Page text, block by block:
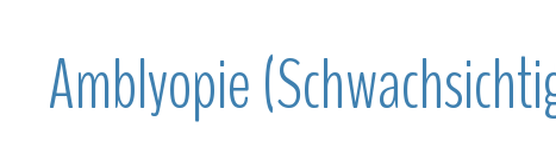
Amblyopie